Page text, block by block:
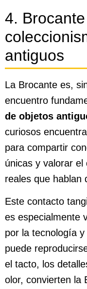
4.
antiguos
La Brocante es,
encuentro
de objetos
curiosos
para compartir
únicas y valorar
reales que hablan
Este contacto
es especialmente
por la tecnología
puede
el tacto, los
olor, convierten la